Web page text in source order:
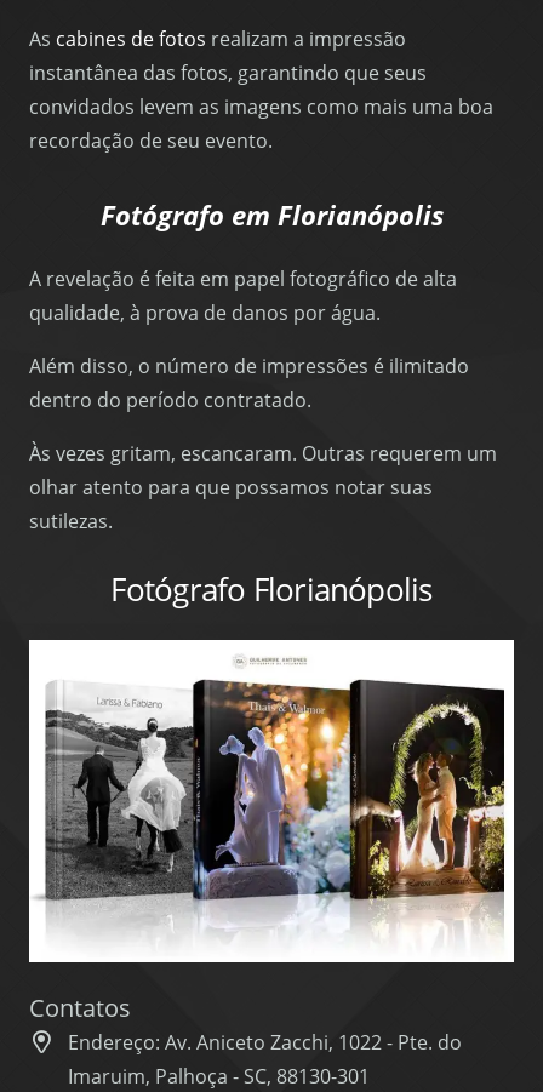
As cabines de fotos realizam a impressão
instantânea das fotos, garantindo que seus
convidados levem as imagens como mais uma boa
recordação de seu evento.
Fotógrafo em Florianópolis
A revelação é feita em papel fotográfico de alta
qualidade, à prova de danos por água.
Além disso, o número de impressões é ilimitado
dentro do período contratado.
Às vezes gritam, escancaram. Outras requerem um
olhar atento para que possamos notar suas
sutilezas.
Fotógrafo Florianópolis
Contatos
Endereço: Av. Aniceto Zacchi, 1022 - Pte. do
Imaruim, Palhoça - SC, 88130-301